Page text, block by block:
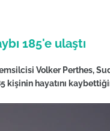
185'e ulaştı
Volker Perthes,
kişinin hayatını